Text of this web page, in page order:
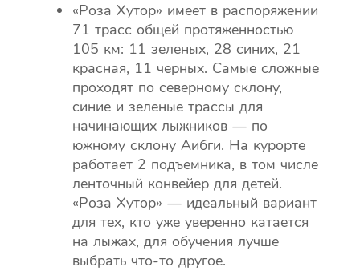
«Роза Хутор» имеет в распоряжении
71 трасс общей протяженностью
105 км: 11 зеленых, 28 синих, 21
красная, 11 черных. Самые сложные
проходят по северному склону,
синие и зеленые трассы для
начинающих лыжников — по
южному склону Аибги. На курорте
работает 2 подъемника, в том числе
ленточный конвейер для детей.
«Роза Хутор» — идеальный вариант
для тех, кто уже уверенно катается
на лыжах, для обучения лучше
выбрать что-то другое.